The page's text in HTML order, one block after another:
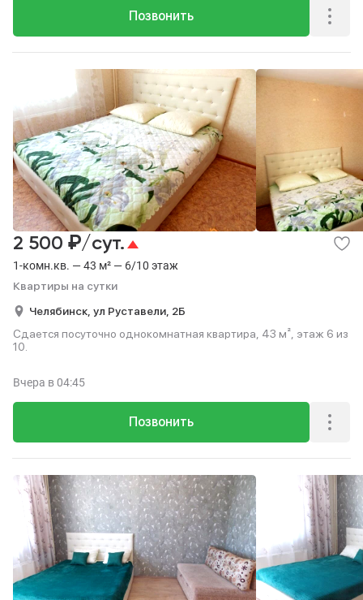
Позвонить
1-комн.кв. — 43 м² — 6/10 этаж
Квартиры на сутки
2 500 ₽/сут.
Челябинск, ул Руставели, 2Б
Сдается посуточно однокомнатная квартира, 43 м², этаж 6 из
10.
Позвонить
Вчера в 04:45